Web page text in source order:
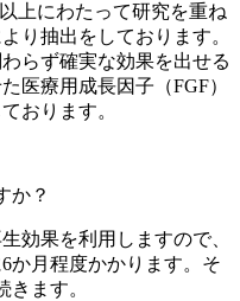
上にわたって研究を重ね
り抽出をしております。
らず確実な効果を出せる
医療用成長因子（FGF）
おります。
か？
効果を利用しますので、
か月程度かかります。そ
きます。